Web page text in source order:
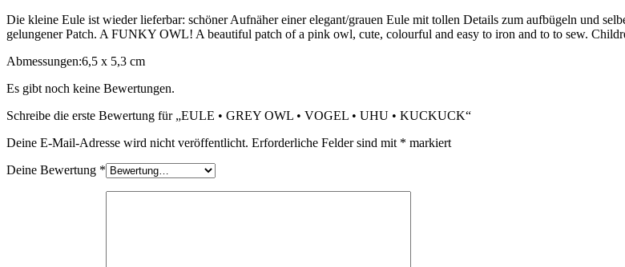
•
KUCKUCK
Die kleine Eule ist wieder lieferbar: schöner Aufnäher einer elegant/grauen Eule mit tollen Details zum aufbügeln und
gelungener Patch. A FUNKY OWL! A beautiful patch of a pink owl, cute, colourful and easy to iron and to to sew.
Abmessungen:6,5 x 5,3 cm
Es gibt noch keine Bewertungen.
Schreibe die erste Bewertung für „EULE • GREY OWL • VOGEL • UHU • KUCKUCK“
Deine E-Mail-Adresse wird nicht veröffentlicht. Erforderliche Felder sind mit * markiert
Deine Bewertung *